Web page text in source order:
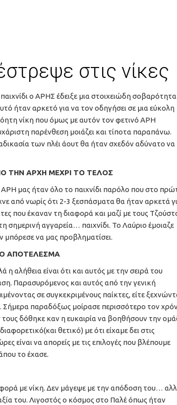
στις νίκες
ο ΑΡΗΣ έδειξε μια στοιχειώδη σοβαρότητα
ήταν αρκετό για να τον οδηγήσει σε μια εύκολη
νίκη που όμως με αυτόν τον φετινό ΑΡΗ
παρένθεση μοιάζει και τίποτα παραπάνω.
των πλέι άουτ θα ήταν σχεδόν αδύνατο να
ΤΗΝ ΑΡΧΗ ΜΕΧΡΙ ΤΟ ΤΕΛΟΣ
μας ήταν όλο το παιχνίδι παρόλο που στο
από νωρίς ότι 2-3 ξεσπάσματα θα ήταν αρκετά
που έκαναν τη διαφορά και μαζί με τους
αγγαρεία… παιχνίδι. Το Λαύριο έμοιαζε
μπόρεσε να μας προβληματίσει.
ΑΠΟΤΕΛΕΣΜΑ
αλήθεια είναι ότι και αυτός με την σειρά του
Παρασυρόμενος και αυτός από την γενική
σε συγκεκριμένους παίκτες, είτε
Σήμερα παραδόξως μοίρασε περισσότερο τον
δόθηκε καν η ευκαιρία να βοηθήσουν την
θετικό) με ότι είχαμε δει στις
είναι να απορείς με τις επιλογές που βλέπουμε
το έχασε.
με νίκη. Δεν μάγεψε με την απόδοση του…
του. Λιγοστός ο κόσμος στο Παλέ όπως ήταν